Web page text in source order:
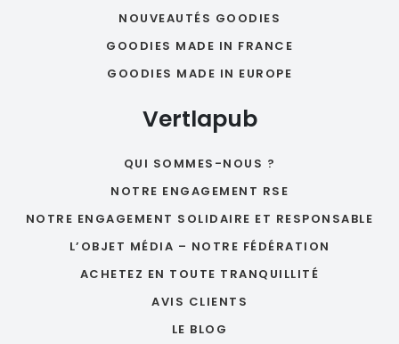
NOUVEAUTÉS GOODIES
GOODIES MADE IN FRANCE
GOODIES MADE IN EUROPE
Vertlapub
QUI SOMMES-NOUS ?
NOTRE ENGAGEMENT RSE
NOTRE ENGAGEMENT SOLIDAIRE ET RESPONSABLE
L’OBJET MÉDIA – NOTRE FÉDÉRATION
ACHETEZ EN TOUTE TRANQUILLITÉ
AVIS CLIENTS
LE BLOG